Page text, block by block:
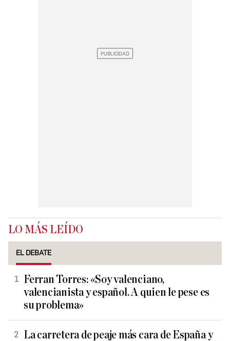
LO MÁS LEÍDO
EL DEBATE
Ferran Torres: «Soy valenciano,
valencianista y español. A quien le pese es
su problema»
La carretera de peaje más cara de España y